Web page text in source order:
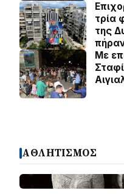
τρία
της
Με
ΑΘΛΗΤΙΣΜΟΣ